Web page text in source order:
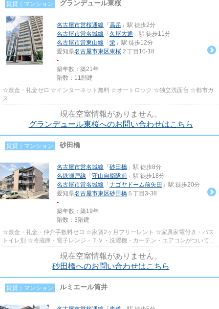
賃貸｜マンション グランデュール東桜
名古屋市営桜通線 「 高岳 」駅 徒歩2分
名古屋市営名城線 「 久屋大通 」駅 徒歩11分
名古屋市営東山線 「 栄 」駅 徒歩12分
愛知県名古屋市東区東桜 ２丁目10-18
-
築年数：築21年
階数：11階建
☆敷金・礼金ゼロ ☆インターネット無料 ☆オートロック ☆独立洗面台 ☆都市ガ
ス
現在空室情報がありません。
グランデュール東桜へのお問い合わせはこちら
賃貸｜マンション 砂田橋
名古屋市営名城線 「 砂田橋 」駅 徒歩8分
名鉄瀬戸線 「 守山自衛隊前 」駅 徒歩18分
名古屋市営名城線 「 ナゴヤドーム前矢田 」駅 徒歩20分
愛知県名古屋市東区砂田橋 ５丁目3-38
-
築年数：築19年
階数：3階建
☆敷金・礼金・仲介手数料ゼロ ☆家賃2ヶ月フリーレント ☆家具家電付き・バス
トイレ別 ☆冷蔵庫・電子レンジ・ＴＶ・洗濯機・カーテン・エアコンがついてい
現在空室情報がありません。
砂田橋へのお問い合わせはこちら
賃貸｜マンション ルミエール筒井